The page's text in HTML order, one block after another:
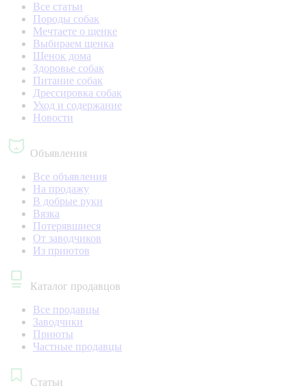
Все статьи
Породы собак
Мечтаете о щенке
Выбираем щенка
Щенок дома
Здоровье собак
Питание собак
Дрессировка собак
Уход и содержание
Новости
Объявления
Все объявления
На продажу
В добрые руки
Вязка
Потерявшиеся
От заводчиков
Из приютов
Каталог продавцов
Все продавцы
Заводчики
Приюты
Частные продавцы
Статьи